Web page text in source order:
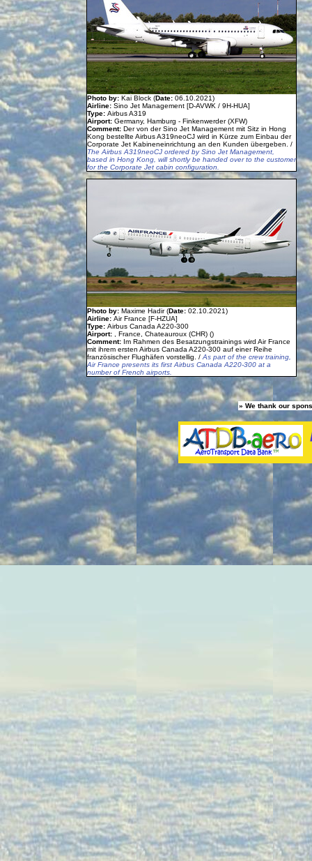
Photo by: Kai Block (Date: 06.10.2021)
Airline: Sino Jet Management [D-AVWK / 9H-HUA]
Type: Airbus A319
Airport: Germany, Hamburg - Finkenwerder (XFW)
Comment: Der von der Sino Jet Management mit Sitz in Hong
Kong bestellte Airbus A319neoCJ wird in Kürze zum Einbau der
Corporate Jet Kabineneinrichtung an den Kunden übergeben. /
The Airbus A319neoCJ ordered by Sino Jet Management,
based in Hong Kong, will shortly be handed over to the customer
for the Corporate Jet cabin configuration.
Photo by: Maxime Hadir (Date: 02.10.2021)
Airline: Air France [F-HZUA]
Type: Airbus Canada A220-300
Airport:
, France, Chateauroux (CHR) ()
Comment: Im Rahmen des Besatzungstrainings wird Air France
mit ihrem ersten Airbus Canada A220-300 auf einer Reihe
französischer Flughäfen vorstellig. / As part of the crew training,
Air France presents its first Airbus Canada A220-300 at a
number of French airports.
» We thank our